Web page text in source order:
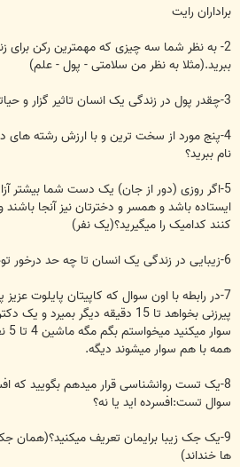
براداران رایت
2- به نظر شما سه چیزی که مهمترین رکن برای
ببرید.(مثلا به نظر من سلامتی - پول - علم)
3-چقدر پول در زندگی یک انسان تاثیر گزار و حیاتی است؟
4-پنج مورد از سخت ترین و با ارزش رشته های
نام ببرید؟
5-اگر روزی (دور از جان) یک دست شما بیشتر
ایستاده باشد و همسر و دخترتان نیز آنجا
کنند کدامیک را میگیرید؟(یک نفر)
6-زیبایی در زندگی یک انسان تا چه حد درخور توجه و مهم و تاثیر گذار هست؟
7-در رابطه با اون سوال که کاپیتان پایلوت
پیرزنی بخواهد تا 15 دقیقه دیگر
همه با هم سوار میشوند دیگه.
8-یک تست روانشناسی قرار میدهم بگویید که افسرده اید یا نه؟
سوال تست:افسرده اید یا نه؟
9-یک جک زیبا برایمان تعریف میکنید؟(همان
ها خنداند)